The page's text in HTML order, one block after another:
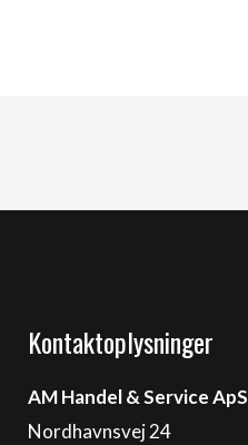
Kontaktoplysninger
AM Handel & Service ApS
Nordhavnsvej 24